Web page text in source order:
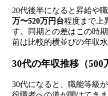
20代後半になると昇給や
万〜520万円台程度まで上
す。同期との差はこの時
前は比較的横並びの年収水
30代の年収推移（500
30代になると、職能等級